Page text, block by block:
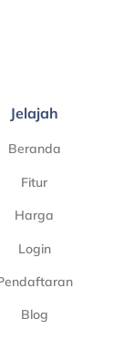
Jelajah
Beranda
Fitur
Harga
Login
Blog